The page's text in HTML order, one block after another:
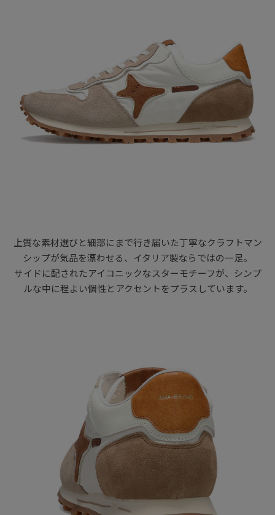
上質な素材選びと細部にまで行き届いた丁寧なクラフトマン
シップが気品を漂わせる、イタリア製ならではの一足。
サイドに配されたアイコニックなスターモチーフが、シンプ
ルな中に程よい個性とアクセントをプラスしています。